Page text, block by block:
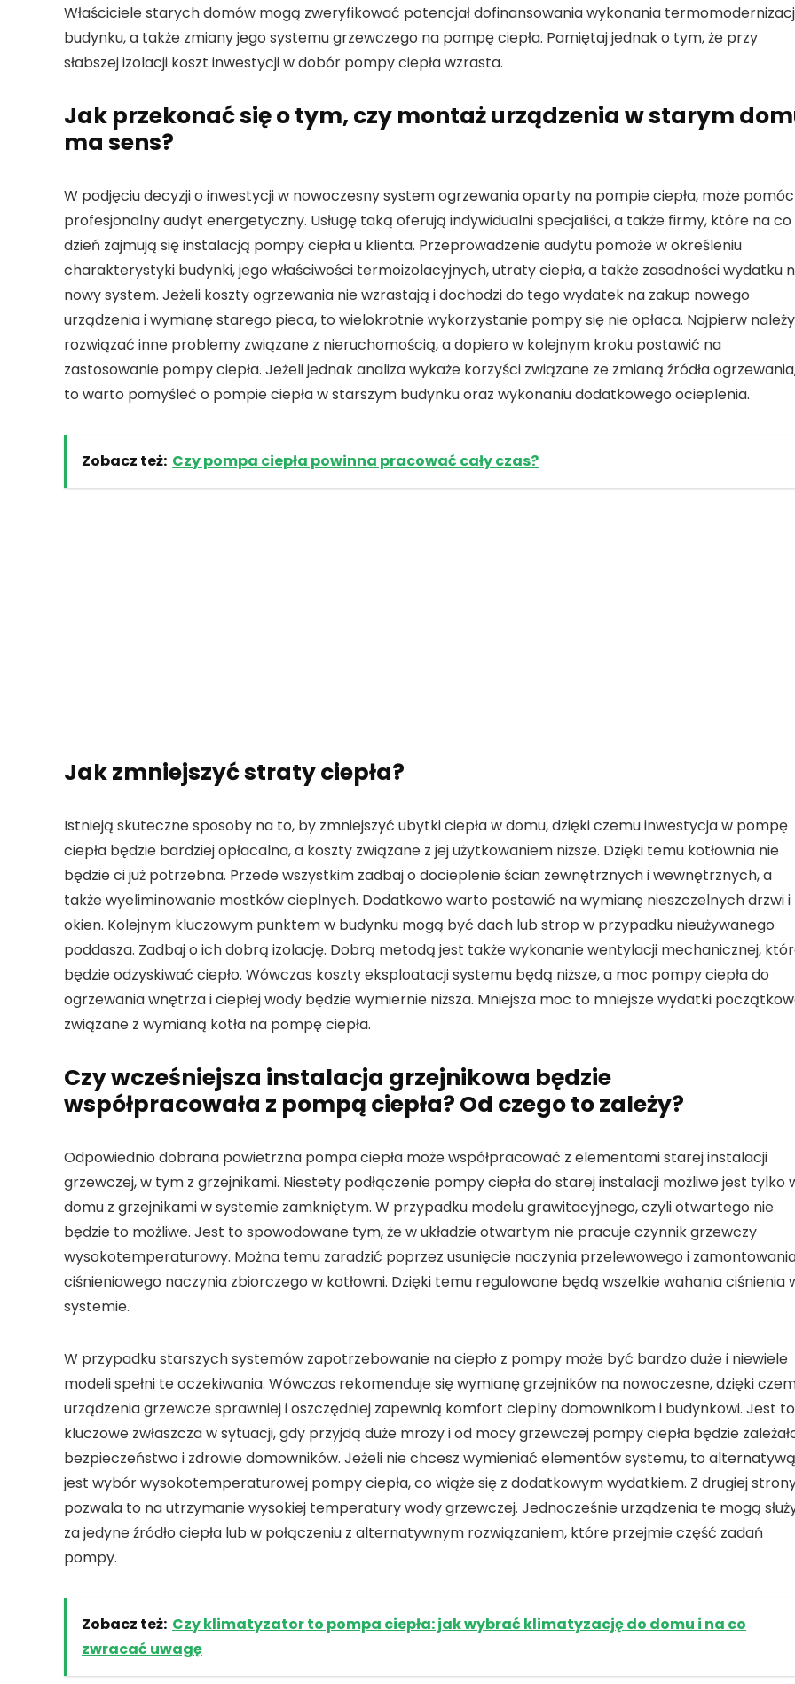
Właściciele starych domów mogą zweryfikować potencjał dofinansowania wykonania
budynku, a także zmiany jego systemu grzewczego na pompę ciepła. Pamiętaj jednak o tym, że przy
słabszej izolacji koszt inwestycji w dobór pompy ciepła wzrasta.
Jak przekonać się o tym, czy montaż urządzenia w starym
ma sens?
W podjęciu decyzji o inwestycji w nowoczesny system ogrzewania oparty na pompie ciepła, może pomóc
profesjonalny audyt energetyczny. Usługę taką oferują indywidualni specjaliści, a także firmy, które na co
dzień zajmują się instalacją pompy ciepła u klienta. Przeprowadzenie audytu pomoże w określeniu
charakterystyki budynki, jego właściwości termoizolacyjnych, utraty ciepła, a także zasadności wydatku
nowy system. Jeżeli koszty ogrzewania nie wzrastają i dochodzi do tego wydatek na zakup nowego
urządzenia i wymianę starego pieca, to wielokrotnie wykorzystanie pompy się nie opłaca. Najpierw należy
rozwiązać inne problemy związane z nieruchomością, a dopiero w kolejnym kroku postawić na
zastosowanie pompy ciepła. Jeżeli jednak analiza wykaże korzyści związane ze zmianą źródła
to warto pomyśleć o pompie ciepła w starszym budynku oraz wykonaniu dodatkowego ocieplenia.
Zobacz też: Czy pompa ciepła powinna pracować cały czas?
Jak zmniejszyć straty ciepła?
Istnieją skuteczne sposoby na to, by zmniejszyć ubytki ciepła w domu, dzięki czemu inwestycja w pompę
ciepła będzie bardziej opłacalna, a koszty związane z jej użytkowaniem niższe. Dzięki temu kotłownia nie
będzie ci już potrzebna. Przede wszystkim zadbaj o docieplenie ścian zewnętrznych i wewnętrznych, a
także wyeliminowanie mostków cieplnych. Dodatkowo warto postawić na wymianę nieszczelnych drzwi i
okien. Kolejnym kluczowym punktem w budynku mogą być dach lub strop w przypadku nieużywanego
poddasza. Zadbaj o ich dobrą izolację. Dobrą metodą jest także wykonanie wentylacji mechanicznej,
będzie odzyskiwać ciepło. Wówczas koszty eksploatacji systemu będą niższe, a moc pompy ciepła do
ogrzewania wnętrza i ciepłej wody będzie wymiernie niższa. Mniejsza moc to mniejsze wydatki
związane z wymianą kotła na pompę ciepła.
Czy wcześniejsza instalacja grzejnikowa będzie
współpracowała z pompą ciepła? Od czego to zależy?
Odpowiednio dobrana powietrzna pompa ciepła może współpracować z elementami starej instalacji
grzewczej, w tym z grzejnikami. Niestety podłączenie pompy ciepła do starej instalacji możliwe jest tylko
domu z grzejnikami w systemie zamkniętym. W przypadku modelu grawitacyjnego, czyli otwartego nie
będzie to możliwe. Jest to spowodowane tym, że w układzie otwartym nie pracuje czynnik grzewczy
wysokotemperaturowy. Można temu zaradzić poprzez usunięcie naczynia przelewowego i
ciśnieniowego naczynia zbiorczego w kotłowni. Dzięki temu regulowane będą wszelkie wahania ciśnienia
systemie.
W przypadku starszych systemów zapotrzebowanie na ciepło z pompy może być bardzo duże i niewiele
modeli spełni te oczekiwania. Wówczas rekomenduje się wymianę grzejników na nowoczesne, dzięki
urządzenia grzewcze sprawniej i oszczędniej zapewnią komfort cieplny domownikom i budynkowi. Jest to
kluczowe zwłaszcza w sytuacji, gdy przyjdą duże mrozy i od mocy grzewczej pompy ciepła będzie
bezpieczeństwo i zdrowie domowników. Jeżeli nie chcesz wymieniać elementów systemu, to alternatywą
jest wybór wysokotemperaturowej pompy ciepła, co wiąże się z dodatkowym wydatkiem. Z drugiej
pozwala to na utrzymanie wysokiej temperatury wody grzewczej. Jednocześnie urządzenia te mogą
za jedyne źródło ciepła lub w połączeniu z alternatywnym rozwiązaniem, które przejmie część zadań
pompy.
Zobacz też: Czy klimatyzator to pompa ciepła: jak wybrać klimatyzację do domu i na co
zwracać uwagę